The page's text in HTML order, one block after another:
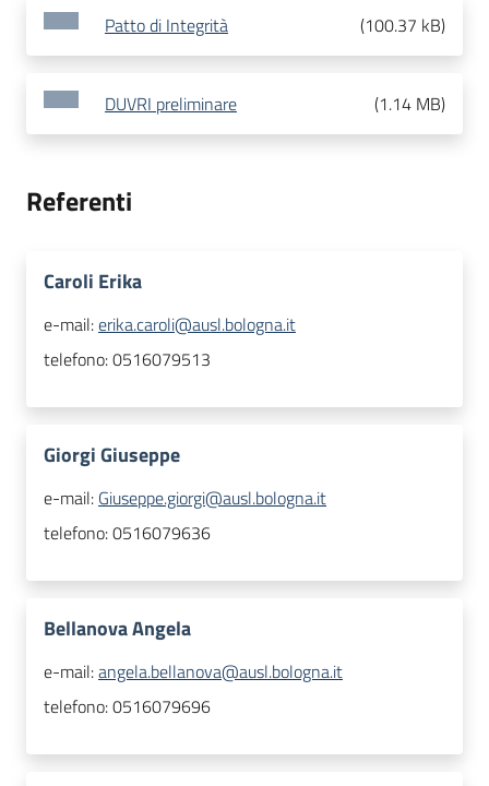
Patto di Integrità (100.37 kB)
DUVRI preliminare (1.14 MB)
Referenti
Caroli Erika
e-mail:erika.caroli@ausl.bologna.it
telefono:0516079513
Giorgi Giuseppe
e-mail: Giuseppe.giorgi@ausl.bologna.it
telefono:0516079636
Bellanova Angela
e-mail:angela.bellanova@ausl.bologna.it
telefono:0516079696